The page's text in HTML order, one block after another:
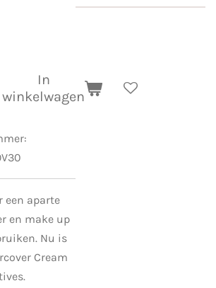
In
winkelwagen
een aparte
en make up
Nu is
Cream